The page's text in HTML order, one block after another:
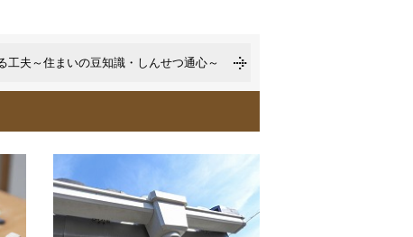
工夫～住まいの豆知識・しんせつ通心～